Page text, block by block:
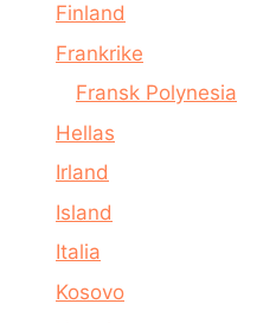
Finland
Frankrike
Fransk Polynesia
Hellas
Irland
Island
Italia
Kosovo